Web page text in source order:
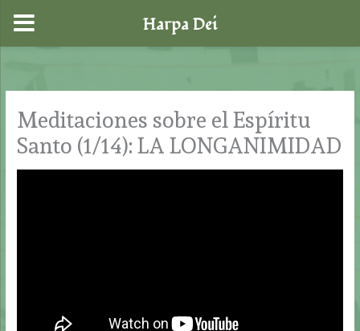
contenido
Meditaciones sobre el Espíritu
Santo (1/14): LA LONGANIMIDAD
Harpa Dei